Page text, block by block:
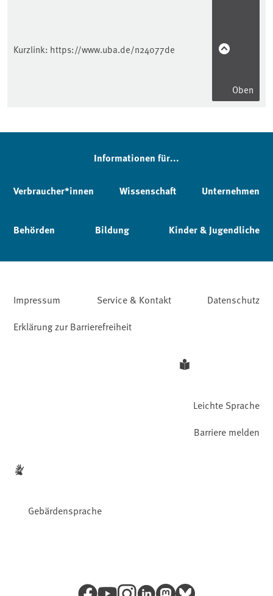
Kurzlink: https://www.uba.de/n24077de
Oben
Informationen für...
Verbraucher*innen Wissenschaft Unternehmen
Behörden Bildung Kinder & Jugendliche
Impressum Service & Kontakt
Datenschutz
Erklärung zur Barrierefreiheit
Leichte Sprache
Gebärdensprache
Barriere melden